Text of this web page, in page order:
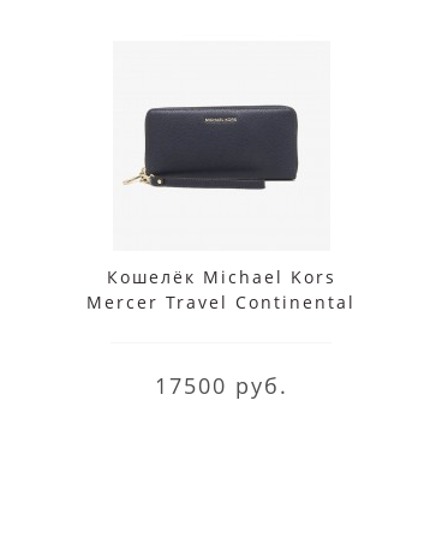
Кошелёк Michael Kors
Mercer Travel Continental
17500 руб.